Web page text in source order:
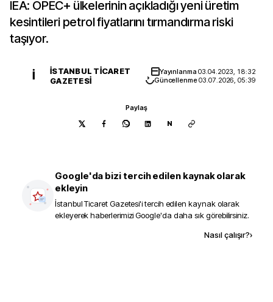
IEA: OPEC+ ülkelerinin açıkladığı yeni üretim
kesintileri petrol fiyatlarını tırmandırma riski
taşıyor.
İ
İSTANBUL TICARET
GAZETESI
Yayınlanma03.04.2023, 18:32
Güncellenme03.07.2026, 05:39
Paylaş
N
Google'da bizi tercih edilen kaynak olarak
ekleyin
İstanbul Ticaret Gazetesi'i tercih edilen kaynak olarak
ekleyerek haberlerimizi Google'da daha sık görebilirsiniz.
Nasıl çalışır?›